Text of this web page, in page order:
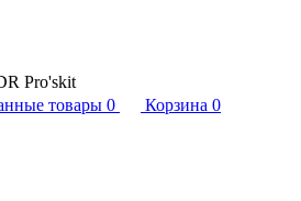
Pro'skit
товары 0 Корзина 0